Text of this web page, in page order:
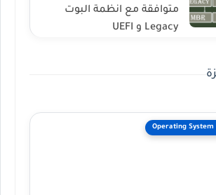
متوافقة مع انظمة البوت
Legacy و UEFI